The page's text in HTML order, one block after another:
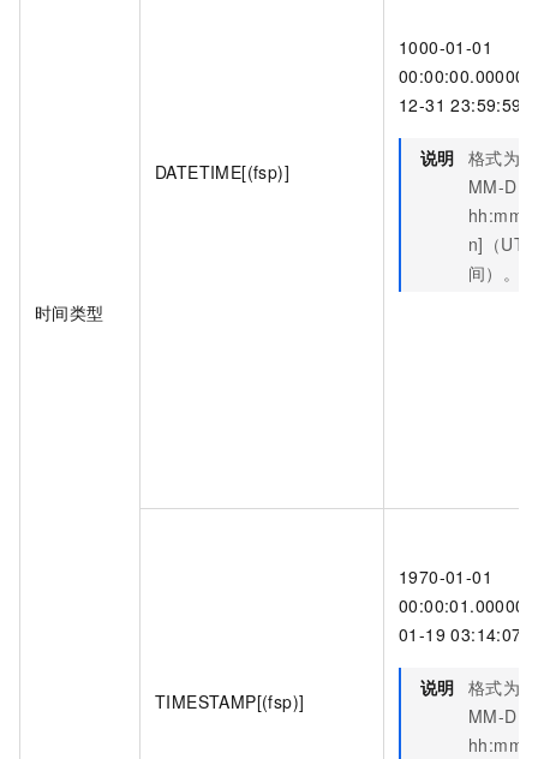
时间类型
DATETIME[(fsp)]
1000-01-01
12-31
说明 格式为
MM-DD
n]（UTC
间）。
TIMESTAMP[(fsp)]
1970-01-01
01-19
说明 格式为
MM-DD